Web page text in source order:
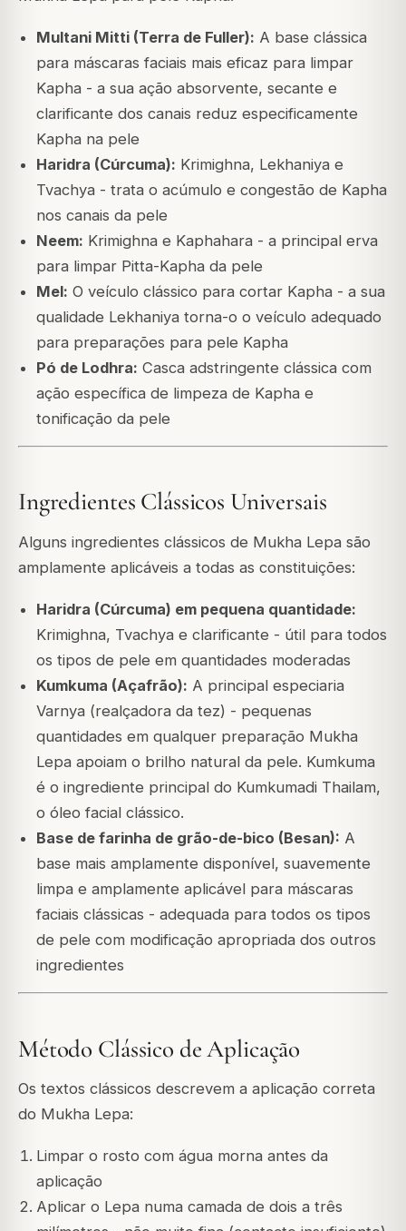
Multani Mitti (Terra de Fuller): A base clássica
para máscaras faciais mais eficaz para limpar
Kapha - a sua ação absorvente, secante e
clarificante dos canais reduz especificamente
Kapha na pele
Haridra (Cúrcuma): Krimighna, Lekhaniya e
Tvachya - trata o acúmulo e congestão de Kapha
nos canais da pele
Neem: Krimighna e Kaphahara - a principal erva
para limpar Pitta-Kapha da pele
Mel: O veículo clássico para cortar Kapha - a sua
qualidade Lekhaniya torna-o o veículo adequado
para preparações para pele Kapha
Pó de Lodhra: Casca adstringente clássica com
ação específica de limpeza de Kapha e
tonificação da pele
Ingredientes Clássicos Universais
Alguns ingredientes clássicos de Mukha Lepa são
amplamente aplicáveis a todas as constituições:
Haridra (Cúrcuma) em pequena quantidade:
Krimighna, Tvachya e clarificante - útil para todos
os tipos de pele em quantidades moderadas
Kumkuma (Açafrão): A principal especiaria
Varnya (realçadora da tez) - pequenas
quantidades em qualquer preparação Mukha
Lepa apoiam o brilho natural da pele. Kumkuma
é o ingrediente principal do Kumkumadi Thailam,
o óleo facial clássico.
Base de farinha de grão-de-bico (Besan): A
base mais amplamente disponível, suavemente
limpa e amplamente aplicável para máscaras
faciais clássicas - adequada para todos os tipos
de pele com modificação apropriada dos outros
ingredientes
Método Clássico de Aplicação
Os textos clássicos descrevem a aplicação correta
do Mukha Lepa:
Limpar o rosto com água morna antes da
aplicação
Aplicar o Lepa numa camada de dois a três